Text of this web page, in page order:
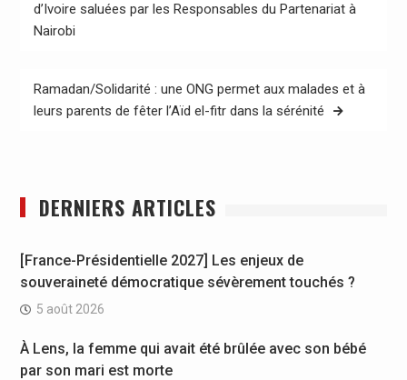
l’article
d’Ivoire saluées par les Responsables du Partenariat à
Nairobi
Ramadan/Solidarité : une ONG permet aux malades et à
leurs parents de fêter l’Aïd el-fitr dans la sérénité
DERNIERS ARTICLES
[France-Présidentielle 2027] Les enjeux de
souveraineté démocratique sévèrement touchés ?
5 août 2026
À Lens, la femme qui avait été brûlée avec son bébé
par son mari est morte